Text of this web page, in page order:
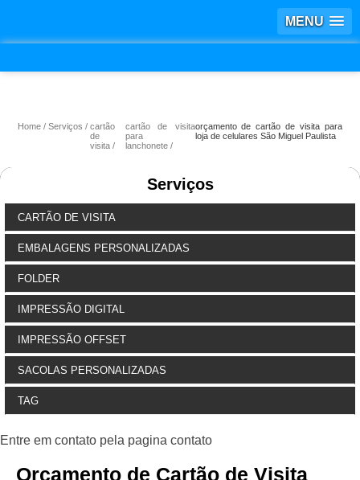
MENU
Home Serviços
cartão
de
visita
cartão de visita
para
lanchonete
orçamento de cartão de visita para
loja de celulares São Miguel Paulista
Serviços
CARTÃO DE VISITA
EMBALAGENS PERSONALIZADAS
FOLDER
IMPRESSÃO DIGITAL
IMPRESSÃO OFFSET
SACOLAS PERSONALIZADAS
TAG
Orçamento de Cartão de Visita